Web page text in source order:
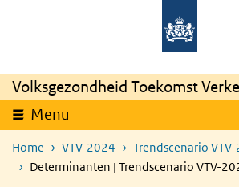
Overslaan en naar de inhoud gaan
Sport
Volksgezondheid Toekomst
Menu
Home VTV-2024
Trendscenario
Determinanten | Trendscenario VTV-